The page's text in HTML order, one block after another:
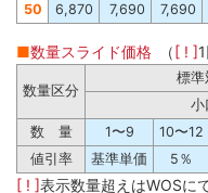
50 6,870 7,690 7,690
■数量スライド価格 （[ ! ]
数量区分
標準
小
数 量
1〜9 10〜12
値引率
基準単価 5％
[ ! ]表示数量超えはWOSに